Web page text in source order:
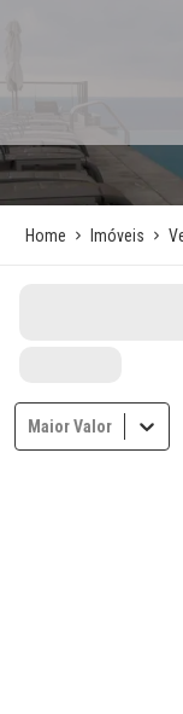
Home Imóveis
Maior Valor